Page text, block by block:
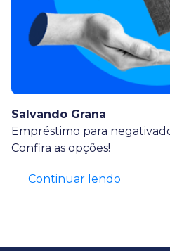
Salvando Grana
Empréstimo para
Confira as opções!
Continuar lendo